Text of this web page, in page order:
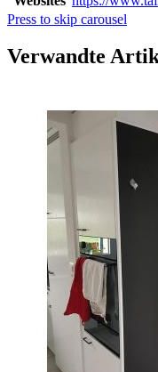
Press to skip carousel
Verwandte